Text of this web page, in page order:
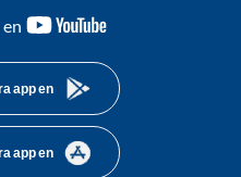
youtube-
app en
app en